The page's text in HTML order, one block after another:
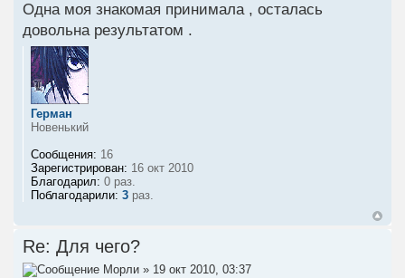
Одна моя знакомая принимала , осталась
довольна результатом .
Герман
Новенький
Сообщения: 16
Зарегистрирован: 16 окт 2010
Благодарил: 0 раз.
Поблагодарили: 3 раз.
Re: Для чего?
Морли » 19 окт 2010, 03:37